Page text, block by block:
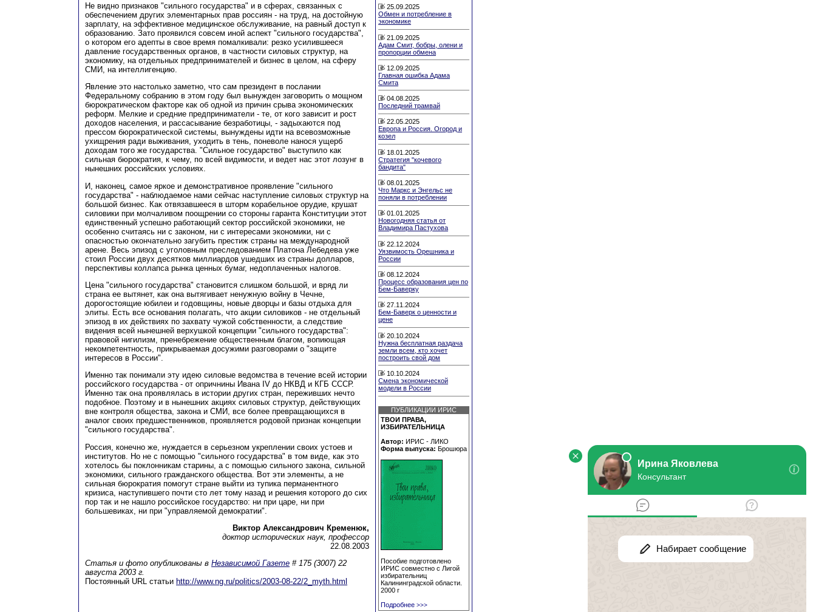
Не видно признаков "сильного государства" и в сферах, связанных с
обеспечением других элементарных прав россиян - на труд, на достойную
зарплату, на эффективное медицинское обслуживание, на равный доступ к
образованию. Зато проявился совсем иной аспект "сильного государства",
о котором его адепты в свое время помалкивали: резко усилившееся
давление государственных органов, в частности силовых структур, на
экономику, на отдельных предпринимателей и бизнес в целом, на сферу
СМИ, на интеллигенцию.
Явление это настолько заметно, что сам президент в послании
Федеральному собранию в этом году был вынужден заговорить о мощном
бюрократическом факторе как об одной из причин срыва экономических
реформ. Мелкие и средние предприниматели - те, от кого зависит и рост
доходов населения, и рассасывание безработицы, - задыхаются под
прессом бюрократической системы, вынуждены идти на всевозможные
ухищрения ради выживания, уходить в тень, поневоле нанося ущерб
доходам того же государства. "Сильное государство" выступило как
сильная бюрократия, к чему, по всей видимости, и ведет нас этот лозунг в
нынешних российских условиях.
И, наконец, самое яркое и демонстративное проявление "сильного
государства" - наблюдаемое нами сейчас наступление силовых структур на
большой бизнес. Как отвязавшееся в шторм корабельное орудие, крушат
силовики при молчаливом поощрении со стороны гаранта Конституции этот
единственный успешно работающий сектор российской экономики, не
особенно считаясь ни с законом, ни с интересами экономики, ни с
опасностью окончательно загубить престиж страны на международной
арене. Весь эпизод с уголовным преследованием Платона Лебедева уже
стоил России двух десятков миллиардов ушедших из страны долларов,
перспективы коллапса рынка ценных бумаг, недоплаченных налогов.
Цена "сильного государства" становится слишком большой, и вряд ли
страна ее вытянет, как она вытягивает ненужную войну в Чечне,
дорогостоящие юбилеи и годовщины, новые дворцы и базы отдыха для
элиты. Есть все основания полагать, что акции силовиков - не отдельный
эпизод в их действиях по захвату чужой собственности, а следствие
видения всей нынешней верхушкой концепции "сильного государства":
правовой нигилизм, пренебрежение общественным благом, вопиющая
некомпетентность, прикрываемая досужими разговорами о "защите
интересов в России".
Именно так понимали эту идею силовые ведомства в течение всей истории
российского государства - от опричнины Ивана IV до НКВД и КГБ СССР.
Именно так она проявлялась в истории других стран, переживших нечто
подобное. Поэтому и в нынешних акциях силовых структур, действующих
вне контроля общества, закона и СМИ, все более превращающихся в
аналог своих предшественников, проявляется родовой признак концепции
"сильного государства".
Россия, конечно же, нуждается в серьезном укреплении своих устоев и
институтов. Но не с помощью "сильного государства" в том виде, как это
хотелось бы поклонникам старины, а с помощью сильного закона, сильной
экономики, сильного гражданского общества. Вот эти элементы, а не
сильная бюрократия помогут стране выйти из тупика перманентного
кризиса, наступившего почти сто лет тому назад и решения которого до сих
пор так и не нашло российское государство: ни при царе, ни при
большевиках, ни при "управляемой демократии".
Виктор Александрович Кременюк,
доктор исторических наук, профессор
22.08.2003
Статья и фото опубликованы в Независимой Газете # 175 (3007) 22
августа 2003 г.
Постоянный URL статьи http://www.ng.ru/politics/2003-08-22/2_myth.html
25.09.2025
Обмен и потребление в
экономике
21.09.2025
Адам Смит, бобры, олени и
пропорции обмена
12.09.2025
Главная ошибка Адама
Смита
04.08.2025
Последний трамвай
22.05.2025
Европа и Россия. Огород и
козел
18.01.2025
Стратегия "кочевого
бандита"
08.01.2025
Что Маркс и Энгельс не
поняли в потреблении
01.01.2025
Новогодняя статья от
Владимира Пастухова
22.12.2024
Уязвимость Орешника и
России
08.12.2024
Процесс образования цен по
Бем-Баверку
27.11.2024
Бем-Баверк о ценности и
цене
20.10.2024
Нужна бесплатная раздача
земли всем, кто хочет
построить свой дом
10.10.2024
Смена экономической
модели в России
ПУБЛИКАЦИИ ИРИС
ТВОИ ПРАВА,
ИЗБИРАТЕЛЬНИЦА
Автор: ИРИС - ЛИКО
Форма выпуска: Брошюра
Пособие подготовлено
ИРИС совместно с Лигой
избирательниц
Калининградской области.
2000 г
Подробнее >>>